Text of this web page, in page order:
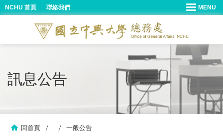
NCHU 首頁 聯絡我們
訊息公告
回首頁
一般公告